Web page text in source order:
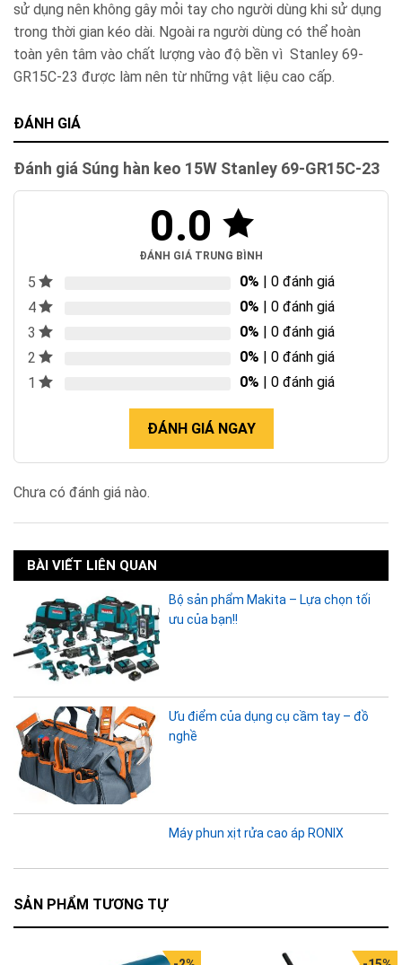
sử dụng nên không gây mỏi tay cho người dùng khi sử dụng
trong thời gian kéo dài. Ngoài ra người dùng có thể hoàn
toàn yên tâm vào chất lượng vào độ bền vì Stanley 69-
GR15C-23 được làm nên từ những vật liệu cao cấp.
ĐÁNH GIÁ
Đánh giá Súng hàn keo 15W Stanley 69-GR15C-23
0.0
ĐÁNH GIÁ TRUNG BÌNH
5 0% | 0 đánh giá
4
0% | 0 đánh giá
3
0% | 0 đánh giá
2
0% | 0 đánh giá
1
0% | 0 đánh giá
ĐÁNH GIÁ NGAY
Chưa có đánh giá nào.
BÀI VIẾT LIÊN QUAN
Bộ sản phẩm Makita – Lựa chọn tối
ưu của bạn!!
Ưu điểm của dụng cụ cầm tay – đồ
nghề
Máy phun xịt rửa cao áp RONIX
SẢN PHẨM TƯƠNG TỰ